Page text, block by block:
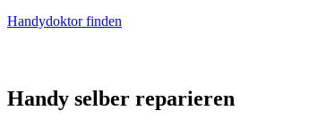
Handydoktor finden
Handy selber reparieren